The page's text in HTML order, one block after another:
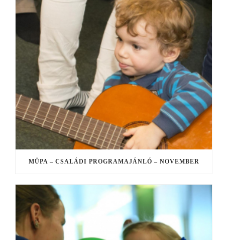
MÜPA – CSALÁDI PROGRAMAJÁNLÓ – NOVEMBER